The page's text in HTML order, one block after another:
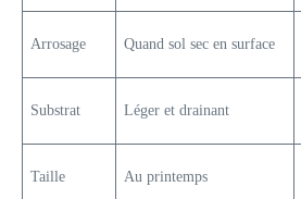
Arrosage Quand sol sec en surface
Substrat Léger et drainant
Taille Au printemps